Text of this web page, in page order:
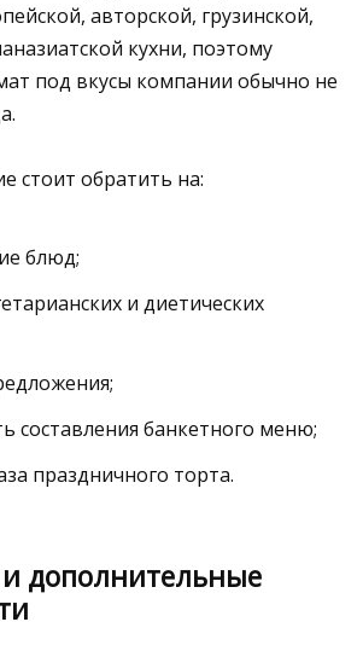
авторской, грузинской,
кухни, поэтому
под вкусы компании обычно не
стоит обратить на:
блюд;
и диетических
составления банкетного меню;
праздничного торта.
дополнительные